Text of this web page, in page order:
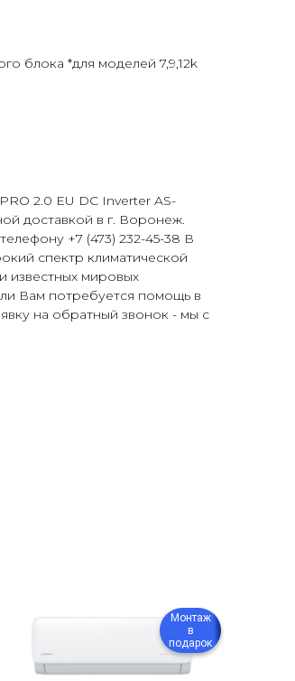
блока *для моделей 7,9,12k
2.0 EU DC Inverter AS-
доставкой в г. Воронеж.
+7 (473) 232-45-38 В
спектр климатической
известных мировых
Вам потребуется помощь в
на обратный звонок - мы с
Монтаж
в
подарок